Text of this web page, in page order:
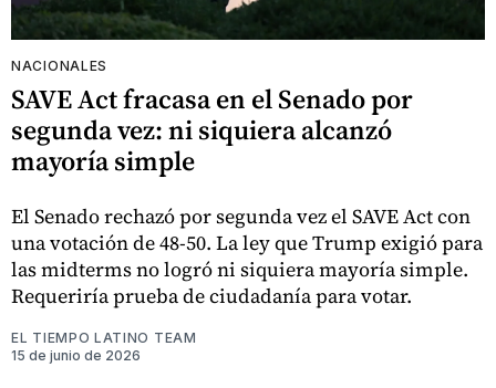
NACIONALES
SAVE Act fracasa en el Senado por
segunda vez: ni siquiera alcanzó
mayoría simple
El Senado rechazó por segunda vez el SAVE Act con
una votación de 48-50. La ley que Trump exigió para
las midterms no logró ni siquiera mayoría simple.
Requeriría prueba de ciudadanía para votar.
EL TIEMPO LATINO TEAM
15 de junio de 2026